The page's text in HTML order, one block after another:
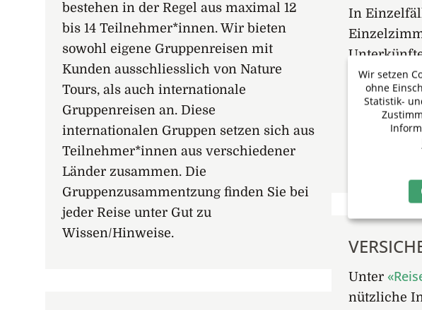
bestehen in der Regel aus maximal 12
bis 14 Teilnehmer*innen. Wir bieten
sowohl eigene Gruppenreisen mit
Kunden ausschliesslich von Nature
Tours, als auch internationale
Gruppenreisen an. Diese
internationalen Gruppen setzen sich aus
Teilnehmer*innen aus verschiedener
Länder zusammen. Die
Gruppenzusammentzung finden Sie bei
jeder Reise unter Gut zu
Wissen/Hinweise.
In
Anzahl zur
Sie
Unter
nützliche
Wir setzen
ohne
Statistik-